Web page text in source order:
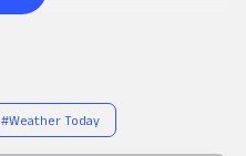
as a
#Weather Today